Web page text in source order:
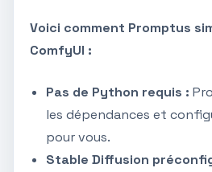
Voici comment Promptus
ComfyUI :
Pas de Python requis :
les dépendances et
pour vous.
Stable Diffusion